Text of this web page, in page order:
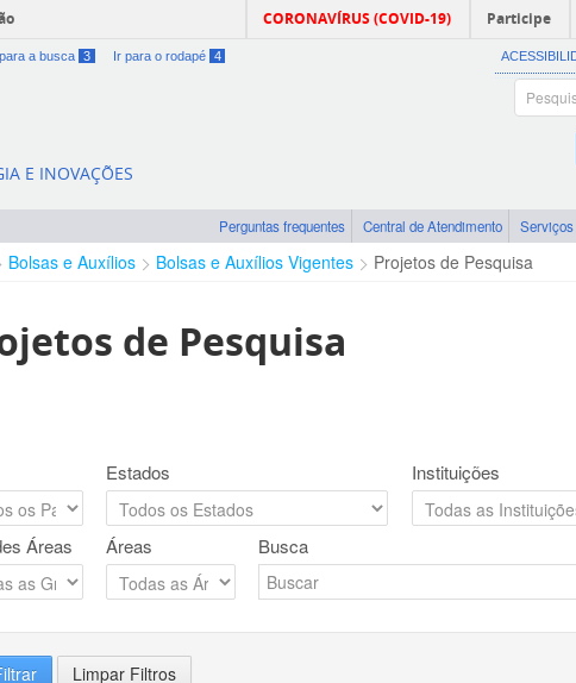
CORONAVÍRUS (COVID-19) Participe
a busca 3 Ir para o rodapé 4
E INOVAÇÕES
Perguntas frequentes Central de Atendimento Serviços
Bolsas e Auxílios Bolsas e Auxílios Vigentes Projetos de Pesquisa
de Pesquisa
Estados Instituições
Áreas Áreas Busca
Limpar Filtros